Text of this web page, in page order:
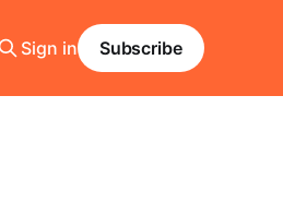
Sign in Subscribe